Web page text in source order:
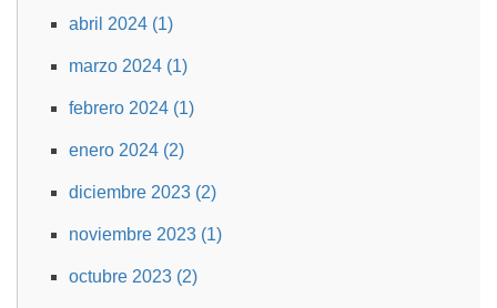
abril 2024 (1)
marzo 2024 (1)
febrero 2024 (1)
enero 2024 (2)
diciembre 2023 (2)
noviembre 2023 (1)
octubre 2023 (2)